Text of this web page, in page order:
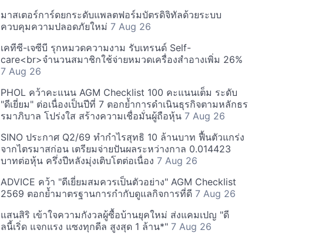
มาสเตอร์การ์ดยกระดับแพลตฟอร์มบัตรดิจิทัลด้วยระบบ
ควบคุมความปลอดภัยใหม่ 7 Aug 26
เคทีซี-เจซีบี รุกหมวดความงาม รับเทรนด์ Self-
care<br>จำนวนสมาชิกใช้จ่ายหมวดเครื่องสำอางเพิ่ม 26%
7 Aug 26
PHOL คว้าคะแนน AGM Checklist 100 คะแนนเต็ม ระดับ
"ดีเยี่ยม" ต่อเนื่องเป็นปีที่ 7 ตอกย้ำการดำเนินธุรกิจตามหลักธร
รมาภิบาล โปร่งใส สร้างความเชื่อมั่นผู้ถือหุ้น 7 Aug 26
SINO ประกาศ Q2/69 ทำกำไรสุทธิ 10 ล้านบาท ฟื้นตัวแกร่ง
จากไตรมาสก่อน เตรียมจ่ายปันผลระหว่างกาล 0.014423
บาทต่อหุ้น ครึ่งปีหลังมุ่งเติบโตต่อเนื่อง 7 Aug 26
ADVICE คว้า "ดีเยี่ยมสมควรเป็นตัวอย่าง" AGM Checklist
2569 ตอกย้ำมาตรฐานการกำกับดูแลกิจการที่ดี 7 Aug 26
แสนสิริ เข้าใจความกังวลผู้ซื้อบ้านยุคใหม่ ส่งแคมเปญ "ดี
ลนี้เริ่ด แจกแรง แซงทุกดีล สูงสุด 1 ล้าน*" 7 Aug 26